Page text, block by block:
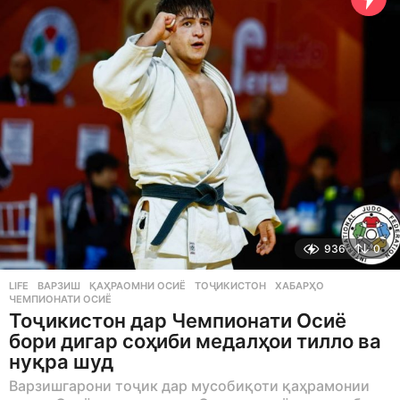
o
936 0
LIFE ВАРЗИШ ,ҚАҲРАОМНИ ОСИЁ ,ТОҶИКИСТОН ,ХАБАРҲО
ЧЕМПИОНАТИ ОСИЁ
Тоҷикистон дар Чемпионати Осиё
бори дигар соҳиби медалҳои тилло ва
нуқра шуд
Варзишгарони тоҷик дар мусобиқоти қаҳрамонии